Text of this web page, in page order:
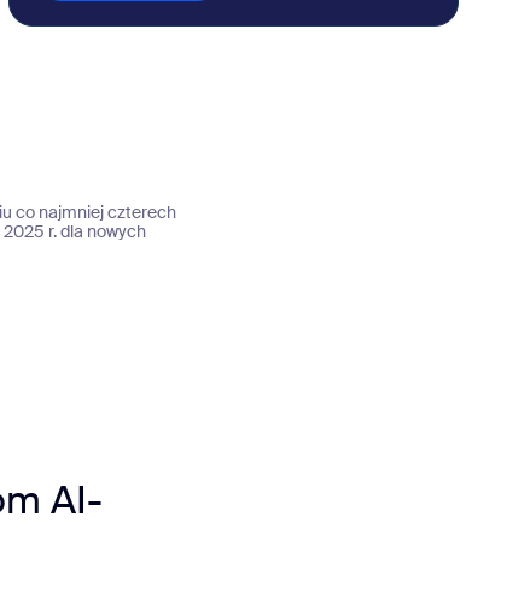
co najmniej czterech
r. dla nowych
AI-